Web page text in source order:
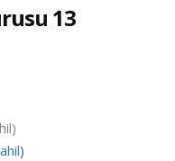
13